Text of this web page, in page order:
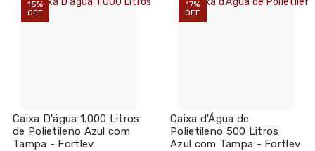
15%
OFF
Caixa D'água 1.000 Litros
de Polietileno Azul com
Tampa - Fortlev
17%
OFF
Caixa d'Água de
Polietileno 500 Litros
Azul com Tampa - Fortlev